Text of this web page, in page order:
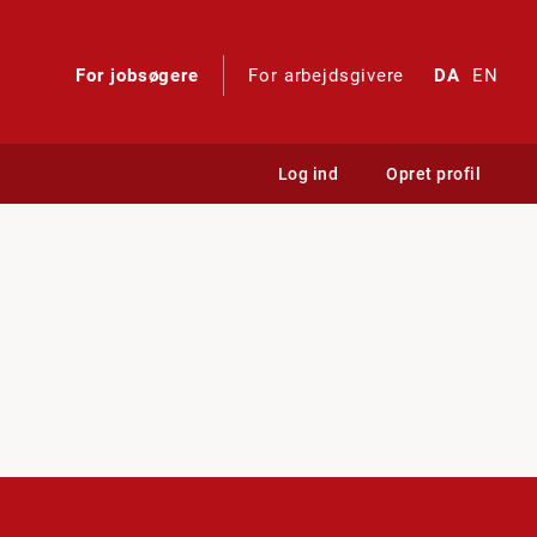
For jobsøgere For arbejdsgivere DA EN
Log ind Opret profil